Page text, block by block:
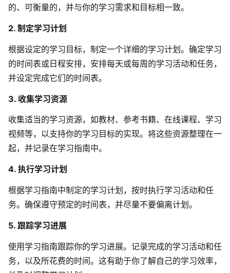
客户案例
企业版申请试用
帮助支持
获取详细功能指南和技术支持
知识分享社区
的、可衡量的，并与你的学习需求和目标相一致。
2. 制定学习计划
根据设定的学习目标，制定一个详细的学习计划。确定学习
的时间表或日程安排，安排每天或每周的学习活动和任务，
并设定完成它们的时间表。
3. 收集学习资源
收集适当的学习资源，如教材、参考书籍、在线课程、学习
视频等，以支持你的学习目标的实现。将这些资源整理在一
起，并记录在学习指南中。
4. 执行学习计划
根据学习指南中制定的学习计划，按时执行学习活动和任
务。确保遵守预定的时间表，并尽量不要偏离计划。
5. 跟踪学习进展
使用学习指南跟踪你的学习进展。记录完成的学习活动和任
务，以及所花费的时间。这有助于你了解自己的学习效率，